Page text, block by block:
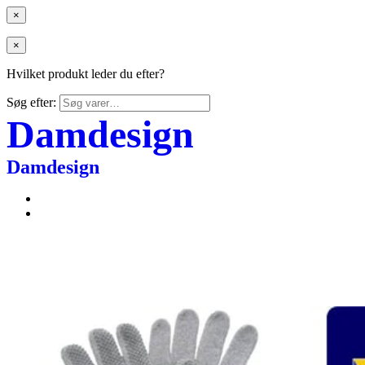
×
×
Hvilket produkt leder du efter?
Søg efter:
Damdesign
Damdesign